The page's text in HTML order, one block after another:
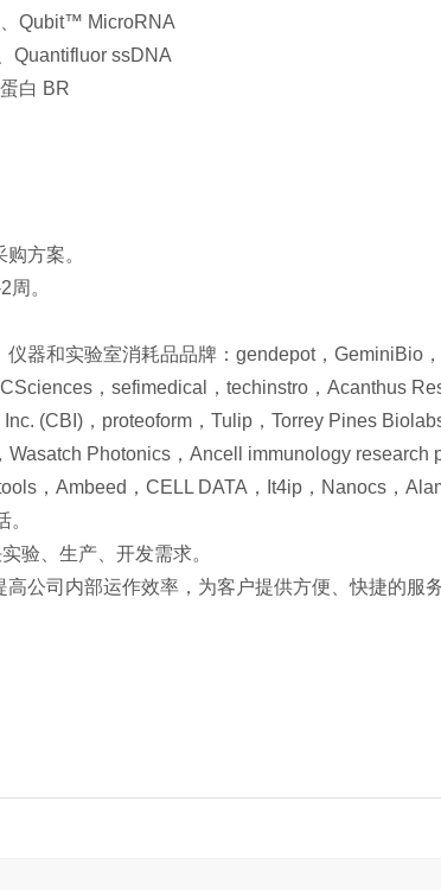
Qubit™ MicroRNA
Quantifluor ssDNA
白 BR
方案。
。
器和实验室消耗品品牌：gendepot，GeminiBio
，sefimedical，techinstro，Acanthus
(CBI)，proteoform，Tulip，Torrey Pines
Photonics，Ancell immunology research
，Ambeed，CELL DATA，It4ip，Nanocs，
验、生产、开发需求。
公司内部运作效率，为客户提供方便、快捷的服务